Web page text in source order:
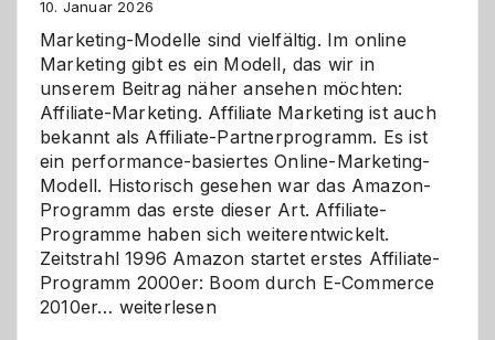
10. Januar 2026
Marketing-Modelle sind vielfältig. Im online
Marketing gibt es ein Modell, das wir in
unserem Beitrag näher ansehen möchten:
Affiliate-Marketing. Affiliate Marketing ist auch
bekannt als Affiliate-Partnerprogramm. Es ist
ein performance-basiertes Online-Marketing-
Modell. Historisch gesehen war das Amazon-
Programm das erste dieser Art. Affiliate-
Programme haben sich weiterentwickelt.
Zeitstrahl 1996 Amazon startet erstes Affiliate-
Programm 2000er: Boom durch E-Commerce
2010er… Affiliate-
weiterlesen